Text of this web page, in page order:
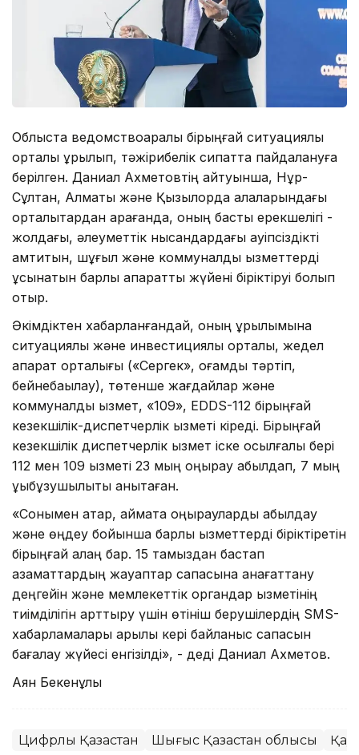
Облыста ведомствоаралық бірыңғай ситуациялық
орталық құрылып, тәжірибелік сипатта пайдалануға
берілген. Даниал Ахметовтің айтуынша, Нұр-
Сұлтан, Алматы және Қызылорда қалаларындағы
орталықтардан қарағанда, оның басты ерекшелігі -
жолдағы, әлеуметтік нысандардағы қауіпсіздікті
қамтитын, шұғыл және коммуналдық қызметтерді
ұсынатын барлық ақпараттық жүйені біріктіруі болып
отыр.
Әкімдіктен хабарланғандай, оның құрылымына
ситуациялық және инвестициялық орталық, жедел
ақпарат орталығы («Сергек», қоғамдық тәртіп,
бейнебақылау), төтенше жағдайлар және
коммуналдық қызмет, «109», EDDS-112 бірыңғай
кезекшілік-диспетчерлік қызметі кіреді. Бірыңғай
кезекшілік диспетчерлік қызмет іске қосылғалы бері
112 мен 109 қызметі 23 мың қоңырау қабылдап, 7 мың
құқықбұзушылықты анықтаған.
«Сонымен қатар, аймақта қоңырауларды қабылдау
және өңдеу бойынша барлық қызметтерді біріктіретін
бірыңғай алаң бар. 15 тамыздан бастап
азаматтардың жауаптар сапасына қанағаттану
деңгейін және мемлекеттік органдар қызметінің
тиімділігін арттыру үшін өтініш берушілердің SMS-
хабарламалары арқылы кері байланыс сапасын
бағалау жүйесі енгізілді», - деді Даниал Ахметов.
Аян Бекенұлы
Цифрлық Қазақстан Шығыс Қазақстан облысы